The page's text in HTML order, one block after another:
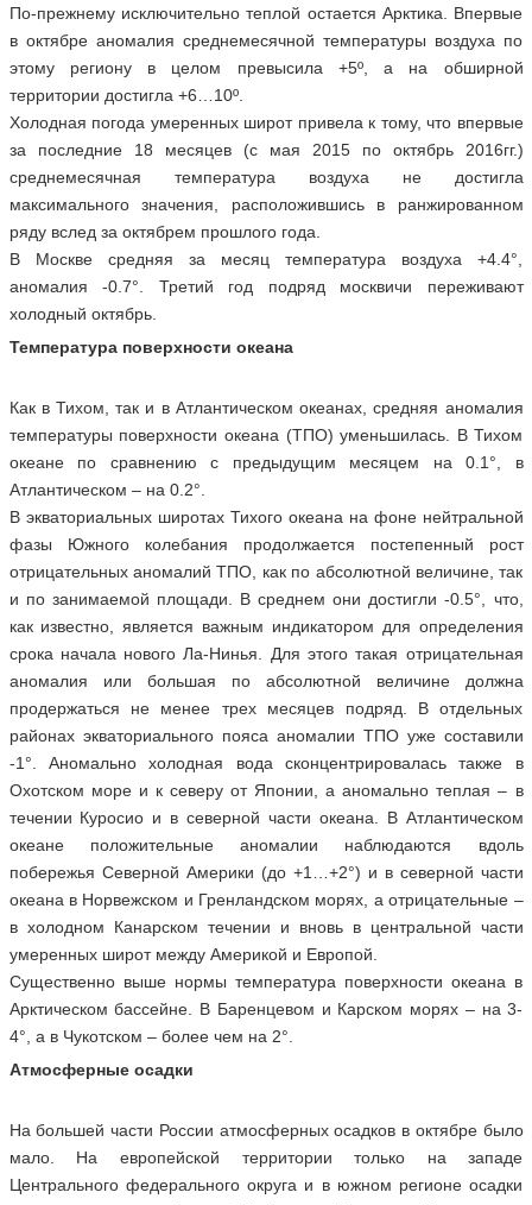
По-прежнему исключительно теплой остается Арктика. Впервые
в октябре аномалия среднемесячной температуры воздуха по
этому региону в целом превысила +5º, а на обширной
территории достигла +6…10º.
Холодная погода умеренных широт привела к тому, что впервые
за последние 18 месяцев (с мая 2015 по октябрь 2016гг.)
среднемесячная температура воздуха не достигла
максимального значения, расположившись в ранжированном
ряду вслед за октябрем прошлого года.
В Москве средняя за месяц температура воздуха +4.4°,
аномалия -0.7°. Третий год подряд москвичи переживают
холодный октябрь.
Температура поверхности океана
Как в Тихом, так и в Атлантическом океанах, средняя аномалия
температуры поверхности океана (ТПО) уменьшилась. В Тихом
океане по сравнению с предыдущим месяцем на 0.1°, в
Атлантическом – на 0.2°.
В экваториальных широтах Тихого океана на фоне нейтральной
фазы Южного колебания продолжается постепенный рост
отрицательных аномалий ТПО, как по абсолютной величине, так
и по занимаемой площади. В среднем они достигли -0.5°, что,
как известно, является важным индикатором для определения
срока начала нового Ла-Нинья. Для этого такая отрицательная
аномалия или большая по абсолютной величине должна
продержаться не менее трех месяцев подряд. В отдельных
районах экваториального пояса аномалии ТПО уже составили
-1°. Аномально холодная вода сконцентрировалась также в
Охотском море и к северу от Японии, а аномально теплая – в
течении Куросио и в северной части океана. В Атлантическом
океане положительные аномалии наблюдаются вдоль
побережья Северной Америки (до +1…+2°) и в северной части
океана в Норвежском и Гренландском морях, а отрицательные –
в холодном Канарском течении и вновь в центральной части
умеренных широт между Америкой и Европой.
Существенно выше нормы температура поверхности океана в
Арктическом бассейне. В Баренцевом и Карском морях – на 3-
4°, а в Чукотском – более чем на 2°.
Атмосферные осадки
На большей части России атмосферных осадков в октябре было
мало. На европейской территории только на западе
Центрального федерального округа и в южном регионе осадки